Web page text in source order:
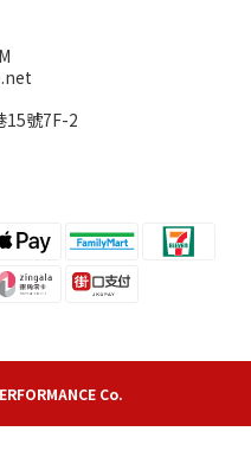
15號7F-2
Co.